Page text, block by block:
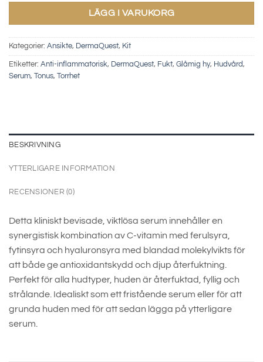
LÄGG I VARUKORG
Kategorier: Ansikte, DermaQuest, Kit
Etiketter: Anti-inflammatorisk, DermaQuest, Fukt, Glåmig hy, Hudvård,
Serum, Tonus, Torrhet
BESKRIVNING
YTTERLIGARE INFORMATION
RECENSIONER (0)
Detta kliniskt bevisade, viktlösa serum innehåller en
synergistisk kombination av C-vitamin med ferulsyra,
fytinsyra och hyaluronsyra med blandad molekylvikts för
att både ge antioxidantskydd och djup återfuktning.
Perfekt för alla hudtyper, huden är återfuktad, fyllig och
strålande. Idealiskt som ett fristående serum eller för att
grunda huden med för att sedan lägga på ytterligare
serum.